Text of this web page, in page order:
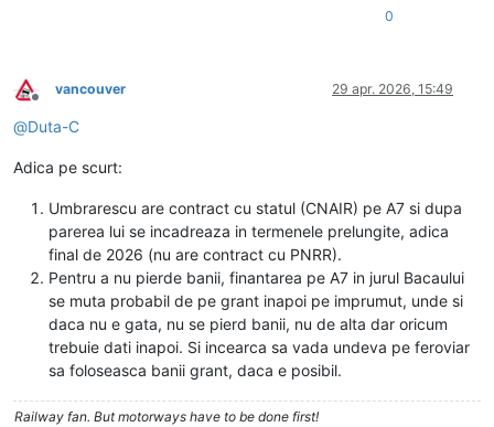
0
Deconectat
vancouver 29 apr. 2026, 15:49
@Duta-C
Adica pe scurt:
Umbrarescu are contract cu statul (CNAIR) pe A7 si dupa
parerea lui se incadreaza in termenele prelungite, adica
final de 2026 (nu are contract cu PNRR).
Pentru a nu pierde banii, finantarea pe A7 in jurul Bacaului
se muta probabil de pe grant inapoi pe imprumut, unde si
daca nu e gata, nu se pierd banii, nu de alta dar oricum
trebuie dati inapoi. Si incearca sa vada undeva pe feroviar
sa foloseasca banii grant, daca e posibil.
Railway fan. But motorways have to be done first!